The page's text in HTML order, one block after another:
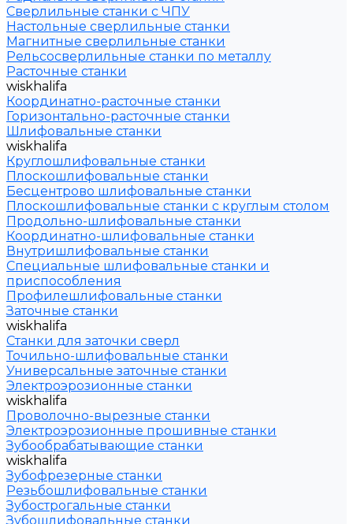
Сверлильные станки с ЧПУ
Настольные сверлильные станки
Магнитные сверлильные станки
Рельсосверлильные станки по металлу
Расточные станки
wiskhalifa
Координатно-расточные станки
Горизонтально-расточные станки
Шлифовальные станки
wiskhalifa
Круглошлифовальные станки
Плоскошлифовальные станки
Бесцентрово шлифовальные станки
Плоскошлифовальные станки с круглым столом
Продольно-шлифовальные станки
Координатно-шлифовальные станки
Внутришлифовальные станки
Специальные шлифовальные станки и
приспособления
Профилешлифовальные станки
Заточные станки
wiskhalifa
Станки для заточки сверл
Точильно-шлифовальные станки
Универсальные заточные станки
Электроэрозионные станки
wiskhalifa
Проволочно-вырезные станки
Электроэрозионные прошивные станки
Зубообрабатывающие станки
wiskhalifa
Зубофрезерные станки
Резьбошлифовальные станки
Зубострогальные станки
Зубошлифовальные станки